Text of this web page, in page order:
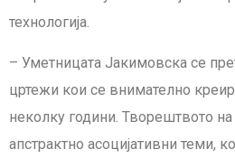
технологија.
– Уметницата Јакимовска се
цртежи кои се внимателно
неколку години. Творештвото
апстрактно асоцијативни теми,